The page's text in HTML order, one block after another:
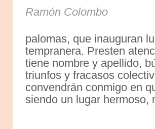
Ramón Colombo
palomas, que inauguran
tempranera. Presten
tiene nombre y apellido,
triunfos y fracasos
convendrán conmigo en
siendo un lugar hermoso,